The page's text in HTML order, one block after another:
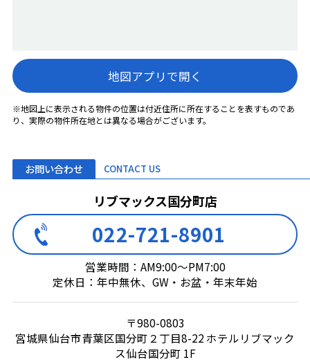
地図アプリで開く
※地図上に表示される物件の位置は付近住所に所在することを表すものであ
り、実際の物件所在地とは異なる場合がございます。
お問い合わせ CONTACT US
リブマックス国分町店
022-721-8901
営業時間：AM9:00～PM7:00
定休日：年中無休、GW・お盆・年末年始
〒980-0803
宮城県仙台市青葉区国分町２丁目8-22 ホテルリブマック
ス仙台国分町 1F